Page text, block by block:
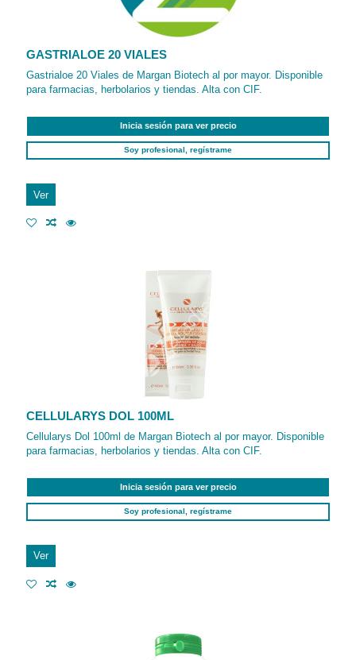
GASTRIALOE 20 VIALES
Gastrialoe 20 Viales de Margan Biotech al por mayor. Disponible
para farmacias, herbolarios y tiendas. Alta con CIF.
Inicia sesión para ver precio
Soy profesional, regístrame
Ver
CELLULARYS DOL 100ML
Cellularys Dol 100ml de Margan Biotech al por mayor. Disponible
para farmacias, herbolarios y tiendas. Alta con CIF.
Inicia sesión para ver precio
Soy profesional, regístrame
Ver